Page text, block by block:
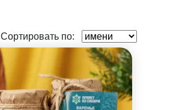
Сортировать по: